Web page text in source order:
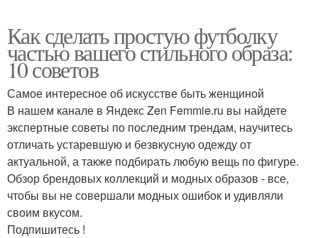
Как сделать простую футболку
частью вашего стильного образа:
10 советов
Самое интересное об искусстве быть женщиной
В нашем канале в Яндекс Zen Femmie.ru вы найдете
экспертные советы по последним трендам, научитесь
отличать устаревшую и безвкусную одежду от
актуальной, а также подбирать любую вещь по фигуре.
Обзор брендовых коллекций и модных образов - все,
чтобы вы не совершали модных ошибок и удивляли
своим вкусом.
Подпишитесь !